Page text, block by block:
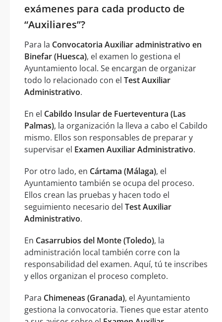
exámenes para cada producto de
“Auxiliares”?
Para la Convocatoria Auxiliar administrativo en
Binefar (Huesca), el examen lo gestiona el
Ayuntamiento local. Se encargan de organizar
todo lo relacionado con el Test Auxiliar
Administrativo.
En el Cabildo Insular de Fuerteventura (Las
Palmas), la organización la lleva a cabo el Cabildo
mismo. Ellos son responsables de preparar y
supervisar el Examen Auxiliar Administrativo.
Por otro lado, en Cártama (Málaga), el
Ayuntamiento también se ocupa del proceso.
Ellos crean las pruebas y hacen todo el
seguimiento necesario del Test Auxiliar
Administrativo.
En Casarrubios del Monte (Toledo), la
administración local también corre con la
responsabilidad del examen. Aquí, tú te inscribes
y ellos organizan el proceso completo.
Para Chimeneas (Granada), el Ayuntamiento
gestiona la convocatoria. Tienes que estar atento